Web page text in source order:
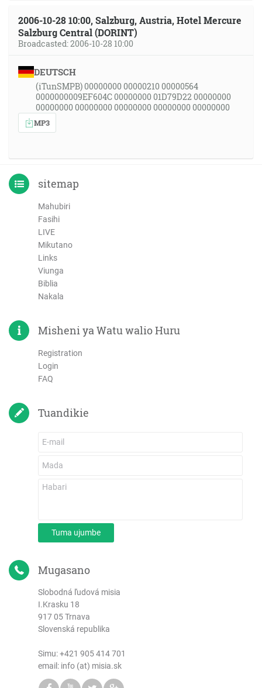
2006-10-28 10:00, Salzburg, Austria, Hotel Mercure
Salzburg Central (DORINT)
Broadcasted: 2006-10-28 10:00
DEUTSCH
(iTunSMPB) 00000000 00000210 00000564
0000000009EF604C 00000000 01D79D22 00000000
00000000 00000000 00000000 00000000 00000000
MP3
sitemap
Mahubiri
Fasihi
LIVE
Mikutano
Links
Viunga
Biblia
Nakala
Misheni ya Watu walio Huru
Registration
Login
FAQ
Tuandikie
Tuma ujumbe
Mugasano
Slobodná ľudová misia
I.Krasku 18
917 05 Trnava
Slovenská republika
Simu:+421 905 414 701
email: info (at) misia.sk